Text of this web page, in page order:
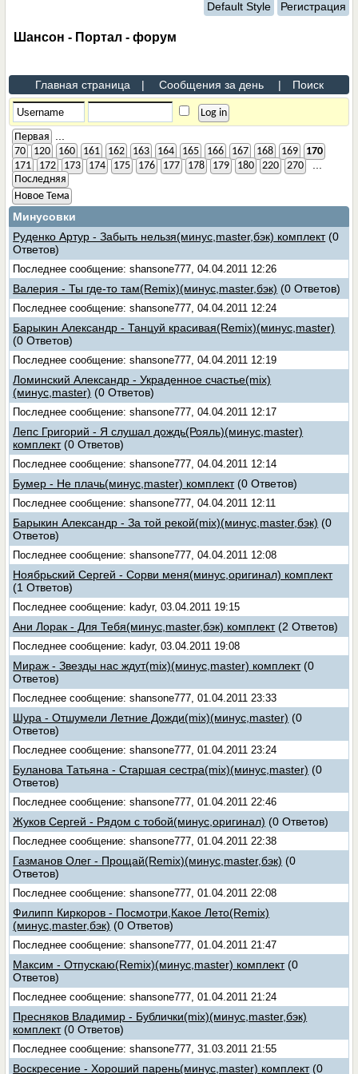
Default Style Регистрация
Шансон - Портал - форум
Главная страница | Сообщения за день | Поиск
Первая
70 120 160 161 162 163 164 165 166 167 168 169
170
171
172 173 174 175 176 177 178 179 180 220 270
Последняя
Новое Тема
Минусовки
Руденко Артур - Забыть нельзя(минус,master,бэк) комплект (0
Ответов)
Последнее сообщение: shansone777, 04.04.2011 12:26
Валерия - Ты где-то там(Remix)(минус,master,бэк) (0 Ответов)
Последнее сообщение: shansone777, 04.04.2011 12:24
Барыкин Александр - Танцуй красивая(Remix)(минус,master)
(0 Ответов)
Последнее сообщение: shansone777, 04.04.2011 12:19
Ломинский Александр - Украденное счастье(mix)
(минус,master) (0 Ответов)
Последнее сообщение: shansone777, 04.04.2011 12:17
Лепс Григорий - Я слушал дождь(Рояль)(минус,master)
комплект (0 Ответов)
Последнее сообщение: shansone777, 04.04.2011 12:14
Бумер - Не плачь(минус,master) комплект (0 Ответов)
Последнее сообщение: shansone777, 04.04.2011 12:11
Барыкин Александр - За той рекой(mix)(минус,master,бэк) (0
Ответов)
Последнее сообщение: shansone777, 04.04.2011 12:08
Ноябрьский Сергей - Сорви меня(минус,оригинал) комплект
(1 Ответов)
Последнее сообщение: kadyr, 03.04.2011 19:15
Ани Лорак - Для Тебя(минус,master,бэк) комплект (2 Ответов)
Последнее сообщение: kadyr, 03.04.2011 19:08
Мираж - Звезды нас ждут(mix)(минус,master) комплект (0
Ответов)
Последнее сообщение: shansone777, 01.04.2011 23:33
Шура - Отшумели Летние Дожди(mix)(минус,master) (0
Ответов)
Последнее сообщение: shansone777, 01.04.2011 23:24
Буланова Татьяна - Старшая сестра(mix)(минус,master) (0
Ответов)
Последнее сообщение: shansone777, 01.04.2011 22:46
Жуков Сергей - Рядом с тобой(минус,оригинал) (0 Ответов)
Последнее сообщение: shansone777, 01.04.2011 22:38
Газманов Oлег - Прощай(Remix)(минус,master,бэк) (0
Ответов)
Последнее сообщение: shansone777, 01.04.2011 22:08
Филипп Киркоров - Посмотри,Какое Лето(Remix)
(минус,master,бэк) (0 Ответов)
Последнее сообщение: shansone777, 01.04.2011 21:47
Максим - Отпускаю(Remix)(минус,master) комплект (0
Ответов)
Последнее сообщение: shansone777, 01.04.2011 21:24
Пресняков Владимир - Бублички(mix)(минус,master,бэк)
комплект (0 Ответов)
Последнее сообщение: shansone777, 31.03.2011 21:55
Воскресение - Хороший парень(минус,master) комплект (0